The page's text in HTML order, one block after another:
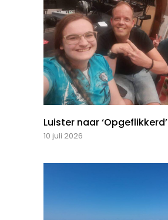
Luister naar ‘Opgeflikkerd’
10 juli 2026